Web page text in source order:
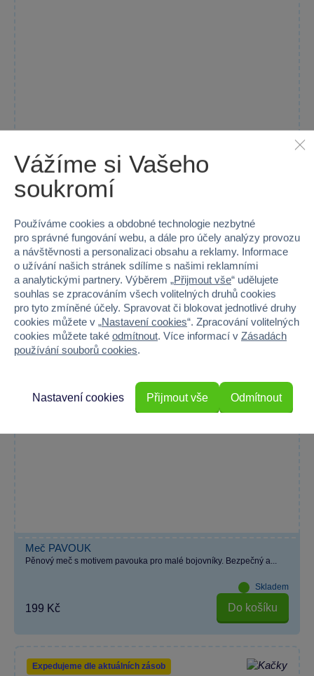
Meč RYTÍŘ 66804
199 Kč Do košíku
Meč PAVOUK
Pěnový meč s motivem pavouka pro malé bojovníky. Bezpečný a...
Skladem
199 Kč Do košíku
Expedujeme dle aktuálních zásob
Vážíme si Vašeho
soukromí
Používáme cookies a obdobné technologie nezbytné
pro správné fungování webu, a dále pro účely analýzy provozu
a návštěvnosti a personalizaci obsahu a reklamy. Informace
o užívání našich stránek sdílíme s našimi reklamními
a analytickými partnery. Výběrem „Přijmout vše“ udělujete
souhlas se zpracováním všech volitelných druhů cookies
pro tyto zmíněné účely. Spravovat či blokovat jednotlivé druhy
cookies můžete v „Nastavení cookies“. Zpracování volitelných
cookies můžete také odmítnout. Více informací v Zásadách
používání souborů cookies.
Odmítnout
Nastavení cookies Přijmout vše